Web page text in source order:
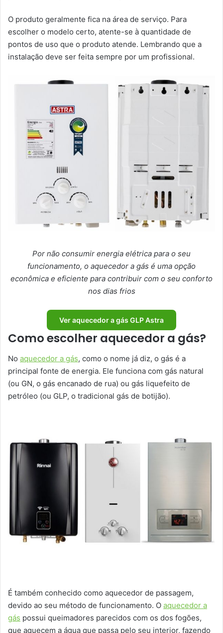
O produto geralmente fica na área de serviço. Para
escolher o modelo certo, atente-se à quantidade de
pontos de uso que o produto atende. Lembrando que a
instalação deve ser feita sempre por um profissional.
Por não consumir energia elétrica para o seu
funcionamento, o aquecedor a gás é uma opção
econômica e eficiente para contribuir com o seu conforto
nos dias frios
Ver aquecedor a gás GLP Astra
Como escolher aquecedor a gás?
No aquecedor a gás, como o nome já diz, o gás é a
principal fonte de energia. Ele funciona com gás natural
(ou GN, o gás encanado de rua) ou gás liquefeito de
petróleo (ou GLP, o tradicional gás de botijão).
É também conhecido como aquecedor de passagem,
devido ao seu método de funcionamento. O aquecedor a
gás possui queimadores parecidos com os dos fogões,
que aquecem a água que passa pelo seu interior, fazendo